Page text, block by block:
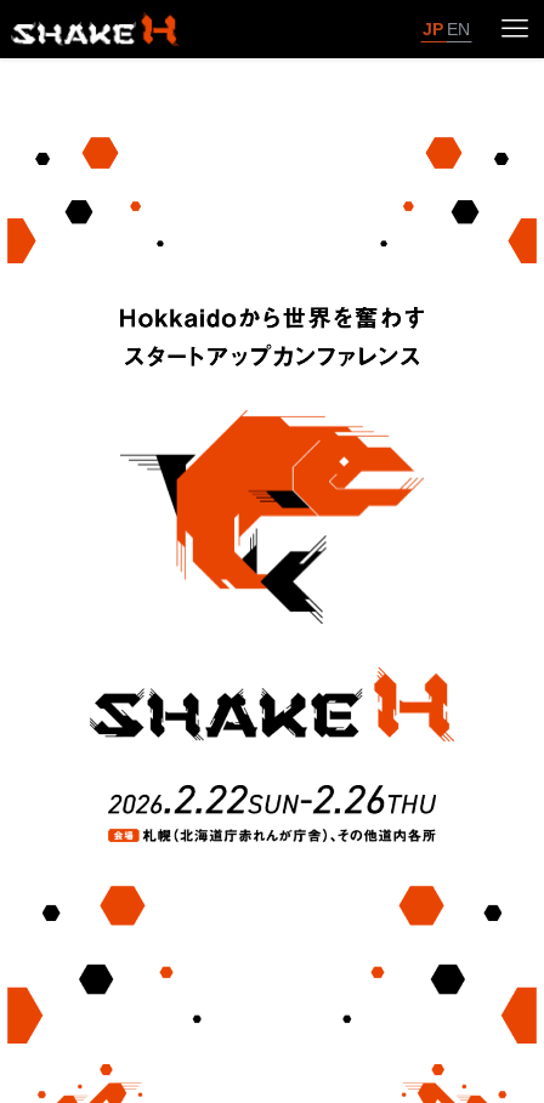
JP EN